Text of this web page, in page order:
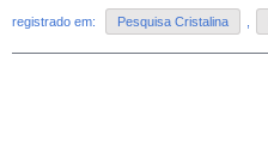
registrado em: Pesquisa Cristalina